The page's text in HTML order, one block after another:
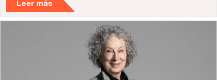
Palma
Nuestro equipo
Leer más